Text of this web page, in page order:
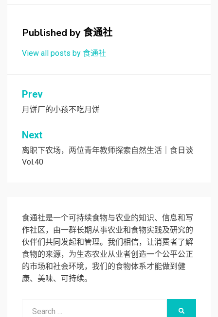
Published by食通社
View all posts by 食通社
文
章
导
航
Prev
月饼厂的小孩不吃月饼
Next
离职下农场，两位青年教师探索自然生活｜食日谈
Vol.40
食通社是一个可持续食物与农业的知识、信息和写
作社区，由一群长期从事农业和食物实践及研究的
伙伴们共同发起和管理。我们相信，让消费者了解
食物的来源，为生态农业从业者创造一个公平公正
的市场和社会环境，我们的食物体系才能做到健
康、美味、可持续。